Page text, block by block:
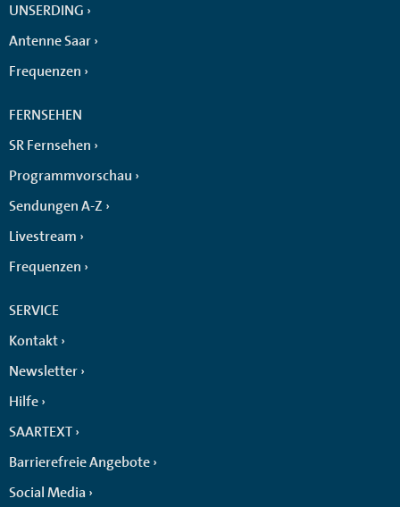
UNSERDING
Antenne Saar
Frequenzen
FERNSEHEN
SR Fernsehen
Programmvorschau
Sendungen A-Z
Livestream
Frequenzen
SERVICE
Kontakt
Newsletter
Hilfe
SAARTEXT
Barrierefreie Angebote
Social Media